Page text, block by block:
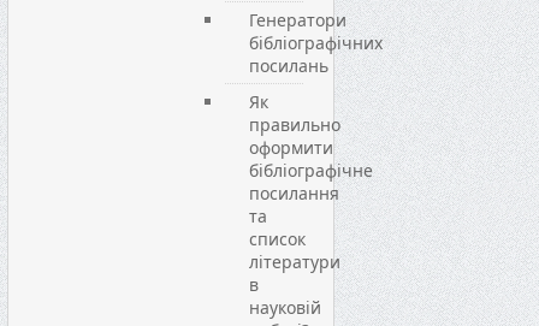
Генератори
бібліографічних
посилань
Як
правильно
оформити
бібліографічне
посилання
та
список
літератури
в
науковій